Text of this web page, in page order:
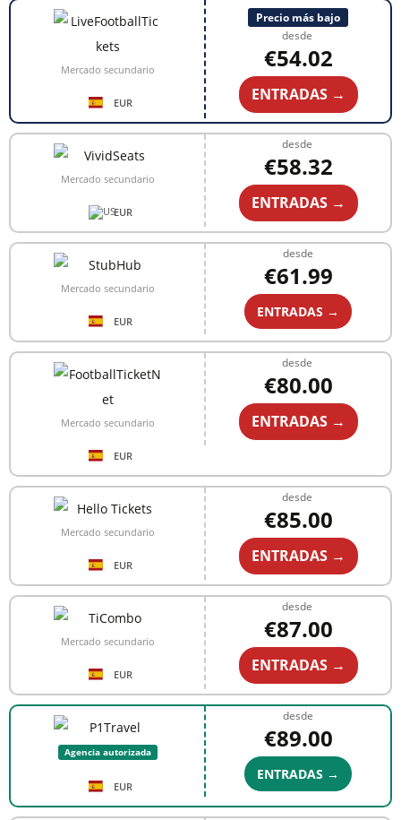
9 resultados
Mercado secundario
EUR
Precio más bajo
desde
€54.02
ENTRADAS →
Mercado secundario
EUR
desde
€58.32
ENTRADAS →
Mercado secundario
EUR
desde
€61.99
ENTRADAS →
Mercado secundario
EUR
desde
€80.00
ENTRADAS →
Mercado secundario
EUR
desde
€85.00
ENTRADAS →
Mercado secundario
EUR
desde
€87.00
ENTRADAS →
Agencia autorizada
EUR
desde
€89.00
ENTRADAS →